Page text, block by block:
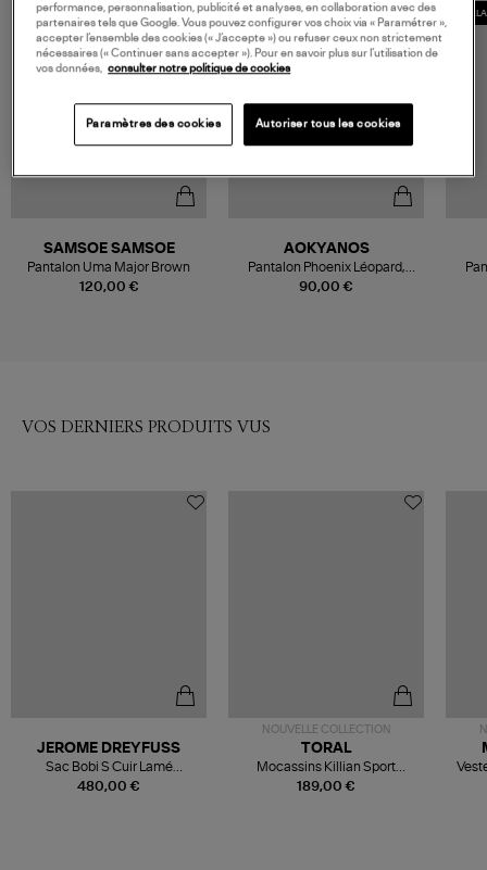
120,00 €
SAMSOE SAMSOE
Pantalon Uma Major Brown
EXCLUSIVITÉ
90,00 €
AOKYANOS
Pantalon Phoenix Léopard,
Exclusivité Lulli
VOS DERNIERS PRODUITS VUS
480,00 €
JEROME DREYFUSS
Sac Bobi S Cuir Lamé
Champagne
NOUVELLE COLLECTION
189,00 €
TORAL
Mocassins Killian Sport
Mousse
performance, personnalisation, publicité et analyses, en collaboration avec des
partenaires tels que Google. Vous pouvez configurer vos choix via « Paramétrer »,
accepter l’ensemble des cookies (« J’accepte ») ou refuser ceux non strictement
nécessaires (« Continuer sans accepter »). Pour en savoir plus sur l’utilisation de
vos données, consulter notre politique de cookies
Paramètres des cookies Autoriser tous les cookies